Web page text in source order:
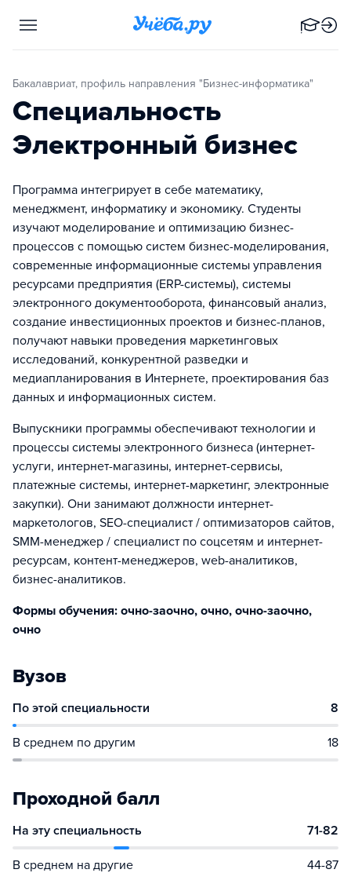
Бакалавриат, профиль направления "Бизнес-информатика"
Специальность
Электронный бизнес
Программа интегрирует в себе математику,
менеджмент, информатику и экономику. Студенты
изучают моделирование и оптимизацию бизнес-
процессов с помощью систем бизнес-моделирования,
современные информационные системы управления
ресурсами предприятия (ERP-системы), системы
электронного документооборота, финансовый анализ,
создание инвестиционных проектов и бизнес-планов,
получают навыки проведения маркетинговых
исследований, конкурентной разведки и
медиапланирования в Интернете, проектирования баз
данных и информационных систем.
Выпускники программы обеспечивают технологии и
процессы системы электронного бизнеса (интернет-
услуги, интернет-магазины, интернет-сервисы,
платежные системы, интернет-маркетинг, электронные
закупки). Они занимают должности интернет-
маркетологов, SEO-специалист / оптимизаторов сайтов,
SMM-менеджер / специалист по соцсетям и интернет-
ресурсам, контент-менеджеров, web-аналитиков,
бизнес-аналитиков.
Формы обучения: очно-заочно, очно, очно-заочно,
очно
Вузов
По этой специальности 8
В среднем по другим 18
Проходной балл
На эту специальность 71-82
В среднем на другие 44-87